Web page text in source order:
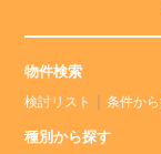
物件検索
検討リスト 条件か
種別から探す